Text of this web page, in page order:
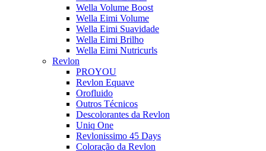
Wella Volume Boost
Wella Eimi Volume
Wella Eimi Suavidade
Wella Eimi Brilho
Wella Eimi Nutricurls
Revlon
PROYOU
Revlon Equave
Orofluido
Outros Técnicos
Descolorantes da Revlon
Uniq One
Revlonissimo 45 Days
Coloração da Revlon